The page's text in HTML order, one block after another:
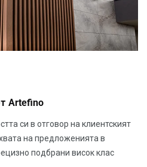
Artefino
си в отговор на клиентският
на предложенията в
подбрани висок клас